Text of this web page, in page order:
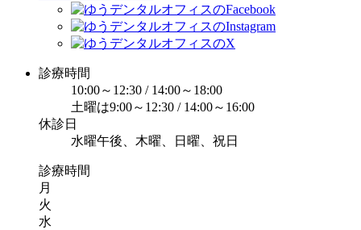
診療時間
10:00～12:30 / 14:00～18:00
土曜は9:00～12:30 / 14:00～16:00
休診日
水曜午後、木曜、日曜、祝日
診療時間
月
火
水